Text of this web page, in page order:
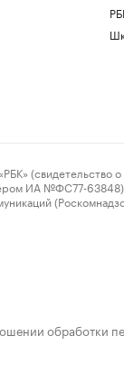
о
ИА №ФС77-63848)
обработки